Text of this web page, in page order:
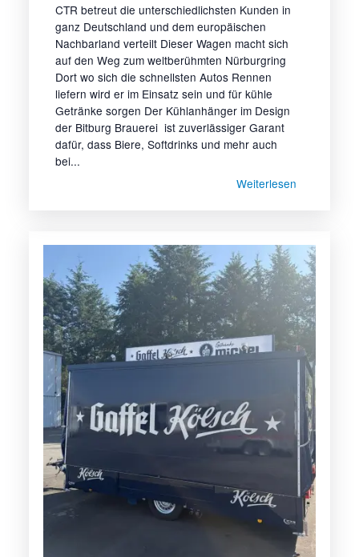
CTR betreut die unterschiedlichsten Kunden in
ganz Deutschland und dem europäischen
Nachbarland verteilt Dieser Wagen macht sich
auf den Weg zum weltberühmten Nürburgring
Dort wo sich die schnellsten Autos Rennen
liefern wird er im Einsatz sein und für kühle
Getränke sorgen Der Kühlanhänger im Design
der Bitburg Brauerei ist zuverlässiger Garant
dafür, dass Biere, Softdrinks und mehr auch
bei...
Weiterlesen